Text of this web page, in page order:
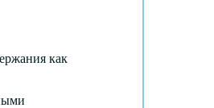
как